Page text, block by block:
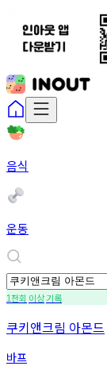
음식
운동
1천회 이상기록
쿠키앤크림 아몬드
바프